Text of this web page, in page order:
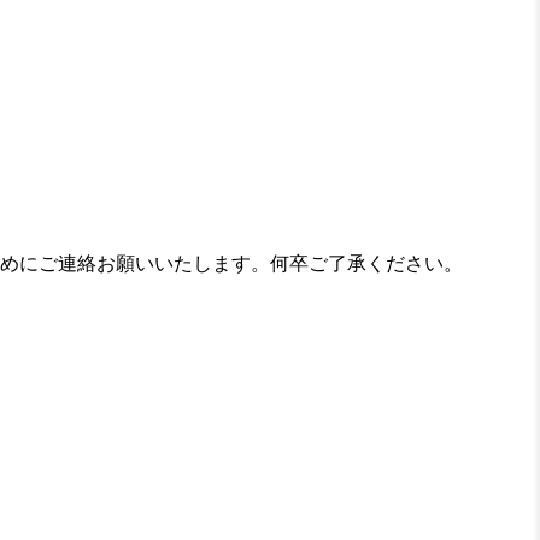
ご連絡お願いいたします。何卒ご了承ください。